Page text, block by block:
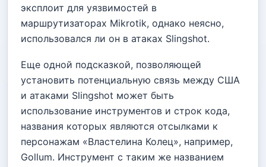
эксплоит для уязвимостей в
маршрутизаторах Mikrotik, однако неясно,
использовался ли он в атаках Slingshot.
Еще одной подсказкой, позволяющей
установить потенциальную связь между США
и атаками Slingshot может быть
использование инструментов и строк кода,
названия которых являются отсылками к
персонажам «Властелина Колец», например,
Gollum. Инструмент с таким же названием